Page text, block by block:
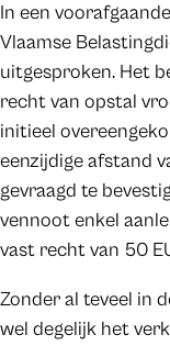
In een
Vlaamse
uitgesproken. Het
recht van opstal
initieel
eenzijdige afstand
gevraagd te
vennoot enkel
vast recht van 50
Zonder al teveel in
wel degelijk het